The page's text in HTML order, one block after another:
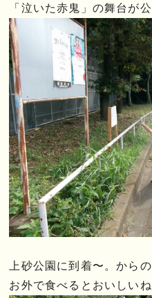
「泣いた赤鬼」の舞台が
上砂公園に到着〜。から
お外で食べるとおいしい